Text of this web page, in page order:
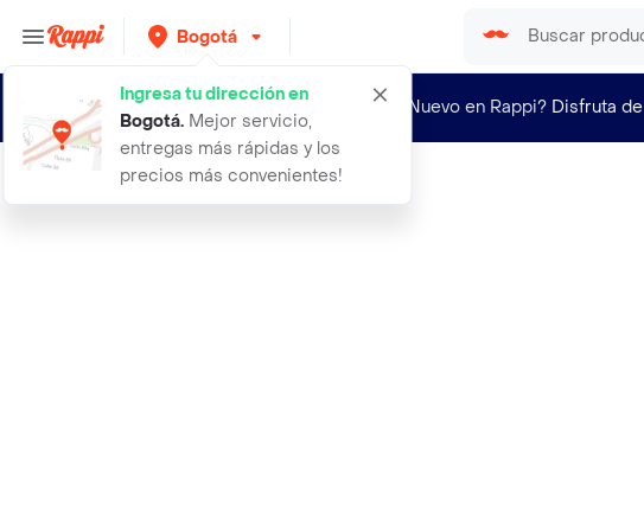
Bogotá
Ingresa tu dirección en
Bogotá. Mejor servicio,
entregas más rápidas y los
precios más convenientes!
¿Nuevo en Rappi? Disfruta de
acelga roja amarilla